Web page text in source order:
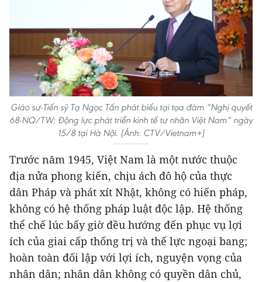
Giáo sư-Tiến sỹ Tạ Ngọc Tấn phát biểu tại tọa đàm “Nghị quyết
68-NQ/TW: Động lực phát triển kinh tế tư nhân Việt Nam” ngày
15/8 tại Hà Nội. (Ảnh: CTV/Vietnam+)
Trước năm 1945, Việt Nam là một nước thuộc
địa nửa phong kiến, chịu ách đô hộ của thực
dân Pháp và phát xít Nhật, không có hiến pháp,
không có hệ thống pháp luật độc lập. Hệ thống
thể chế lúc bấy giờ đều hướng đến phục vụ lợi
ích của giai cấp thống trị và thế lực ngoại bang;
hoàn toàn đối lập với lợi ích, nguyện vọng của
nhân dân; nhân dân không có quyền dân chủ,